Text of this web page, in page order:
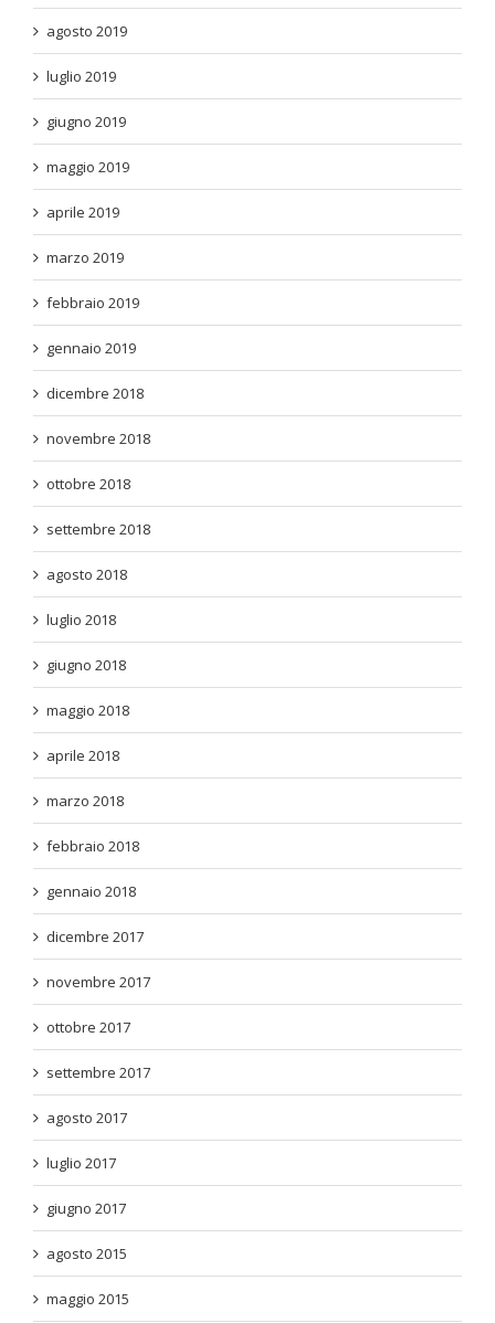
agosto 2019
luglio 2019
giugno 2019
maggio 2019
aprile 2019
marzo 2019
febbraio 2019
gennaio 2019
dicembre 2018
novembre 2018
ottobre 2018
settembre 2018
agosto 2018
luglio 2018
giugno 2018
maggio 2018
aprile 2018
marzo 2018
febbraio 2018
gennaio 2018
dicembre 2017
novembre 2017
ottobre 2017
settembre 2017
agosto 2017
luglio 2017
giugno 2017
agosto 2015
maggio 2015